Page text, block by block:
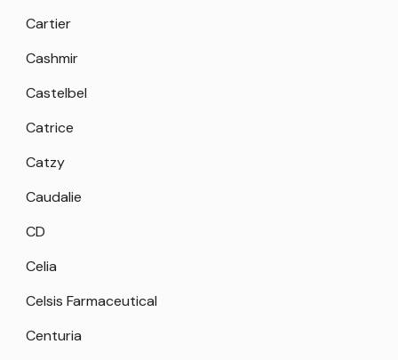
Cartier
Cashmir
Castelbel
Catrice
Catzy
Caudalie
CD
Celia
Celsis Farmaceutical
Centuria